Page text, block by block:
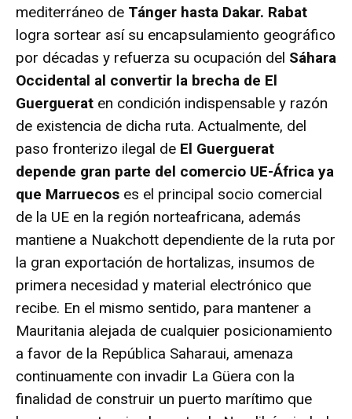
mediterráneo de Tánger hasta Dakar. Rabat
logra sortear así su encapsulamiento geográfico
por décadas y refuerza su ocupación del Sáhara
Occidental al convertir la brecha de El
Guerguerat en condición indispensable y razón
de existencia de dicha ruta. Actualmente, del
paso fronterizo ilegal de El Guerguerat
depende gran parte del comercio UE-África ya
que Marruecos es el principal socio comercial
de la UE en la región norteafricana, además
mantiene a Nuakchott dependiente de la ruta por
la gran exportación de hortalizas, insumos de
primera necesidad y material electrónico que
recibe. En el mismo sentido, para mantener a
Mauritania alejada de cualquier posicionamiento
a favor de la República Saharaui, amenaza
continuamente con invadir La Güera con la
finalidad de construir un puerto marítimo que